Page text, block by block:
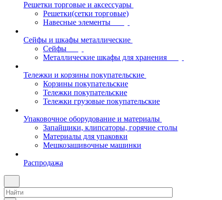
Решетки торговые и аксессуары
Решетки(сетки торговые)
Навесные элементы
Сейфы и шкафы металлические
Сейфы
Металлические шкафы для хранения
Тележки и корзины покупательские
Корзины покупательские
Тележки покупательские
Тележки грузовые покупательские
Упаковочное оборудование и материалы
Запайщики, клипсаторы, горячие столы
Материалы для упаковки
Мешкозашивочные машинки
Распродажа